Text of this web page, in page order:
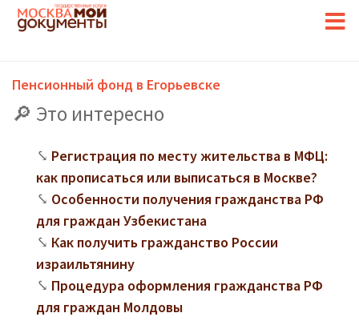
Пенсионный фонд в Егорьевске
Это интересно
Регистрация по месту жительства в МФЦ:
как прописаться или выписаться в Москве?
Особенности получения гражданства РФ
для граждан Узбекистана
Как получить гражданство России
израильтянину
Процедура оформления гражданства РФ
для граждан Молдовы